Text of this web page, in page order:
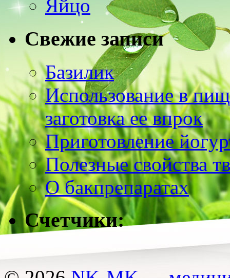
Яйцо
Свежие записи
Базилик
Использование в
заготовка ее впрок
Приготовление
Полезные свойства
О бакпрепаратах
Счетчики: